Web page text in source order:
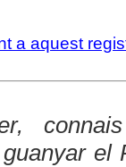
a aquest